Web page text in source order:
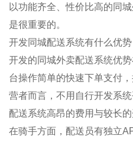
以功能齐全、性价比高的同
是很重要的。
开发同城配送系统有什么优势
开发的同城外卖配送系统优
台操作简单的快速下单支付
营者而言，不用自行开发系
配送系统高昂的费用与较长
在骑手方面，配送员有独立